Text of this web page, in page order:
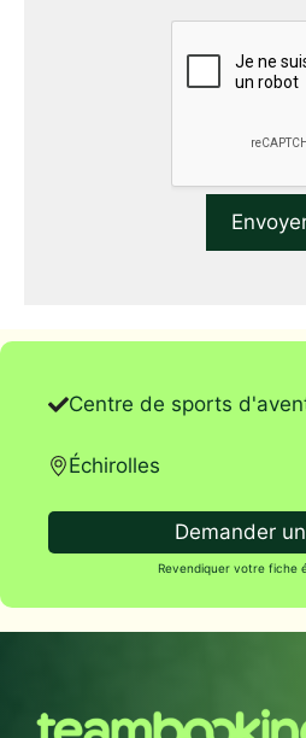
Centre de sports
Échirolles
Demander
Revendiquer votre fiche